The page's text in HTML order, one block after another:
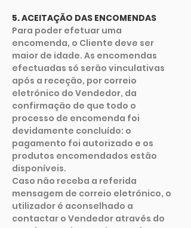
5. ACEITAÇÃO DAS ENCOMENDAS
Para poder efetuar uma
encomenda, o Cliente deve ser
maior de idade. As encomendas
efectuadas só serão vinculativas
após a receção, por correio
eletrónico do Vendedor, da
confirmação de que todo o
processo de encomenda foi
devidamente concluído: o
pagamento foi autorizado e os
produtos encomendados estão
disponíveis.
Caso não receba a referida
mensagem de correio eletrónico, o
utilizador é aconselhado a
contactar o Vendedor através do